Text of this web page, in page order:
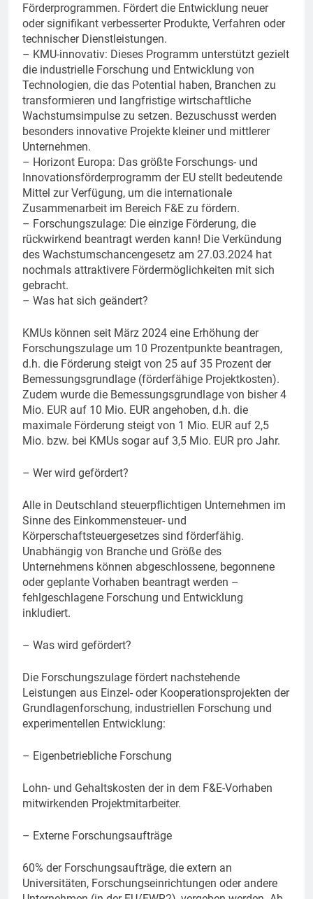
Förderprogrammen. Fördert die Entwicklung neuer
oder signifikant verbesserter Produkte, Verfahren oder
technischer Dienstleistungen.
– KMU-innovativ: Dieses Programm unterstützt gezielt
die industrielle Forschung und Entwicklung von
Technologien, die das Potential haben, Branchen zu
transformieren und langfristige wirtschaftliche
Wachstumsimpulse zu setzen. Bezuschusst werden
besonders innovative Projekte kleiner und mittlerer
Unternehmen.
– Horizont Europa: Das größte Forschungs- und
Innovationsförderprogramm der EU stellt bedeutende
Mittel zur Verfügung, um die internationale
Zusammenarbeit im Bereich F&E zu fördern.
– Forschungszulage: Die einzige Förderung, die
rückwirkend beantragt werden kann! Die Verkündung
des Wachstumschancengesetz am 27.03.2024 hat
nochmals attraktivere Fördermöglichkeiten mit sich
gebracht.
– Was hat sich geändert?
KMUs können seit März 2024 eine Erhöhung der
Forschungszulage um 10 Prozentpunkte beantragen,
d.h. die Förderung steigt von 25 auf 35 Prozent der
Bemessungsgrundlage (förderfähige Projektkosten).
Zudem wurde die Bemessungsgrundlage von bisher 4
Mio. EUR auf 10 Mio. EUR angehoben, d.h. die
maximale Förderung steigt von 1 Mio. EUR auf 2,5
Mio. bzw. bei KMUs sogar auf 3,5 Mio. EUR pro Jahr.
– Wer wird gefördert?
Alle in Deutschland steuerpflichtigen Unternehmen im
Sinne des Einkommensteuer- und
Körperschaftsteuergesetzes sind förderfähig.
Unabhängig von Branche und Größe des
Unternehmens können abgeschlossene, begonnene
oder geplante Vorhaben beantragt werden –
fehlgeschlagene Forschung und Entwicklung
inkludiert.
– Was wird gefördert?
Die Forschungszulage fördert nachstehende
Leistungen aus Einzel- oder Kooperationsprojekten der
Grundlagenforschung, industriellen Forschung und
experimentellen Entwicklung:
– Eigenbetriebliche Forschung
Lohn- und Gehaltskosten der in dem F&E-Vorhaben
mitwirkenden Projektmitarbeiter.
– Externe Forschungsaufträge
60% der Forschungsaufträge, die extern an
Universitäten, Forschungseinrichtungen oder andere